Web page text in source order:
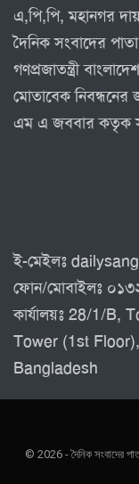
এ,পি,পি, মহানগর
দৈনিক সংবাদের
গণপ্রজাতন্ত্রী
মোতাবেক নিবন্ধনের
এম এ জববার কতৃক
ই-মেইলঃ
ফোন/মোবাইলঃ
কার্যালয়ঃ 28/1/B,
Tower (1st
Bangladesh
© 2026 - দৈনিক সংবাদের